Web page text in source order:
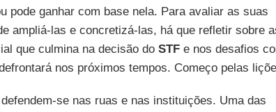
pode ganhar com base nela. Para avaliar as suas
ampliá-las e concretizá-las, há que refletir sobre
que culmina na decisão do STFe nos desafios
nos próximos tempos. Começo pelas
se nas ruas e nas instituições. Uma das